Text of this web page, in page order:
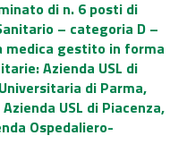
di n. 6 posti di
– categoria D –
medica gestito in forma
Azienda USL di
di Parma,
USL di Piacenza,
Ospedaliero-